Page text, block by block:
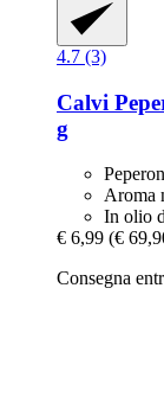
4.7 (3)
Calvi
g
Aroma
In olio
€ 6,99 (€
Consegna